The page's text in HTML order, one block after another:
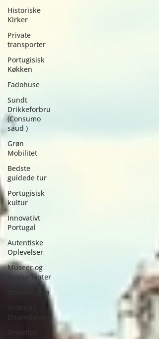
Historiske
Kirker
Private
transporter
Portugisisk
Køkken
Fadohuse
Sundt
Drikkeforbru
(Consumo
saud )
Grøn
Mobilitet
Bedste
guidede tur
Portugisisk
kultur
Innovativt
Portugal
Autentiske
Oplevelser
Museer og
Monumenter
Douro-Dalen
Dourodalen
Rejsetips